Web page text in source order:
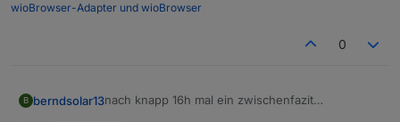
zwischen der Variable und dem W für Watt
bauen.
Livewert der Steckdose mit dem Balkonkraftwerk.
wioBrowser-Adapter und wioBrowser
0
B berndsolar13nach knapp 16h mal ein zwischenfazit